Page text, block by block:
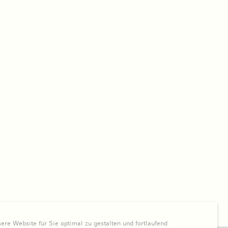
Website für Sie optimal zu gestalten und fortlaufend